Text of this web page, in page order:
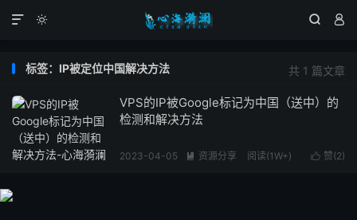
  

共 1 篇文章
标签：IP被定位中国解决方法
VPS的IP被Google标记为中国（送中）的
检测和解决方法
 赞(2)
2023-04-05  资源分享 阅读(1W+)